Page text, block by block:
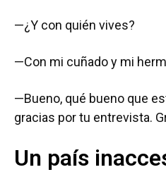
—¿Y con quién vives?
—Con mi cuñado y mi
—Bueno, qué bueno que
gracias por tu entrevista.
Un país